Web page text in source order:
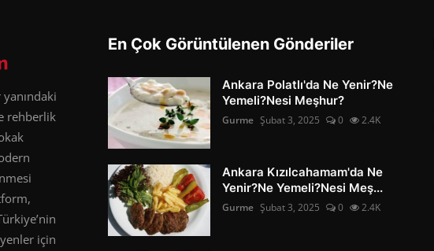
rehberlik
için
En Çok Görüntülenen Gönderiler
Ankara Polatlı'da Ne Yenir?Ne
Yemeli?Nesi Meşhur?
Gurme Şubat 3, 2025 0 2.4K
Ankara Kızılcahamam'da Ne
Yenir?Ne Yemeli?Nesi Meş...
Gurme Şubat 3, 2025 0 2.4K